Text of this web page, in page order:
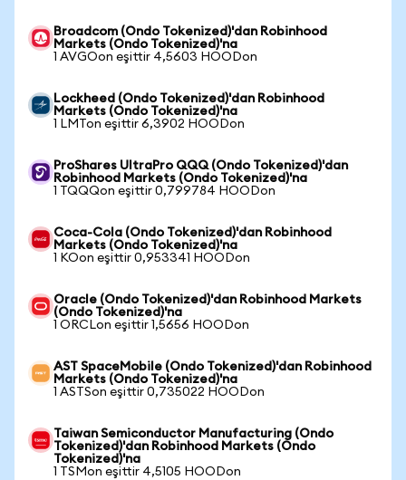
Broadcom (Ondo Tokenized)'dan Robinhood
Markets (Ondo Tokenized)'na
1 AVGOon eşittir 4,5603 HOODon
Lockheed (Ondo Tokenized)'dan Robinhood
Markets (Ondo Tokenized)'na
1 LMTon eşittir 6,3902 HOODon
ProShares UltraPro QQQ (Ondo Tokenized)'dan
Robinhood Markets (Ondo Tokenized)'na
1 TQQQon eşittir 0,799784 HOODon
Coca-Cola (Ondo Tokenized)'dan Robinhood
Markets (Ondo Tokenized)'na
1 KOon eşittir 0,953341 HOODon
Oracle (Ondo Tokenized)'dan Robinhood Markets
(Ondo Tokenized)'na
1 ORCLon eşittir 1,5656 HOODon
AST SpaceMobile (Ondo Tokenized)'dan Robinhood
Markets (Ondo Tokenized)'na
1 ASTSon eşittir 0,735022 HOODon
Taiwan Semiconductor Manufacturing (Ondo
Tokenized)'dan Robinhood Markets (Ondo
Tokenized)'na
1 TSMon eşittir 4,5105 HOODon